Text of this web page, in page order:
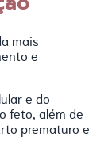
mais
e
e do
feto, além de
prematuro e